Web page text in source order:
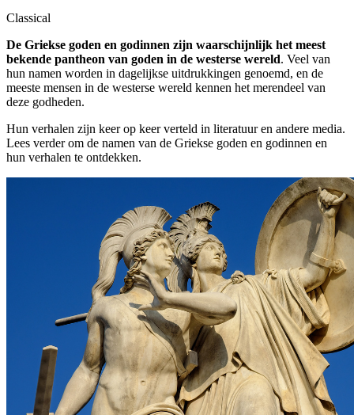
Classical
De Griekse goden en godinnen zijn waarschijnlijk het meest
bekende pantheon van goden in de westerse wereld. Veel van
hun namen worden in dagelijkse uitdrukkingen genoemd, en de
meeste mensen in de westerse wereld kennen het merendeel van
deze godheden.
Hun verhalen zijn keer op keer verteld in literatuur en andere media.
Lees verder om de namen van de Griekse goden en godinnen en
hun verhalen te ontdekken.